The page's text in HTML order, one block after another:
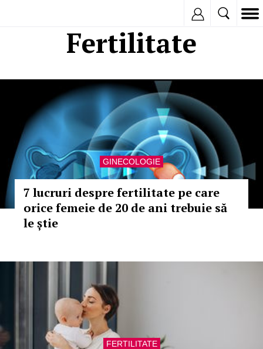
Fertilitate
GINECOLOGIE
7 lucruri despre fertilitate pe care
orice femeie de 20 de ani trebuie să
le știe
FERTILITATE